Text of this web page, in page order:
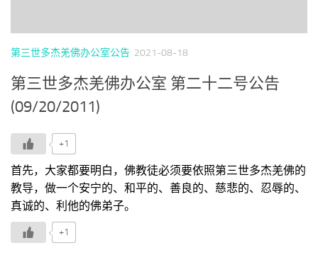
第三世多杰羌佛办公室公告 2021-08-18
第三世多杰羌佛办公室 第二十二号公告
(09/20/2011)
+1
首先，大家都要明白，佛教徒必须要依照第三世多杰羌佛的
教导，做一个安宁的、和平的、善良的、慈悲的、忍辱的、
真诚的、利他的佛弟子。
+1